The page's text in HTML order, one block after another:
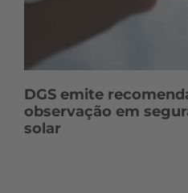
DGS emite
observação em
solar